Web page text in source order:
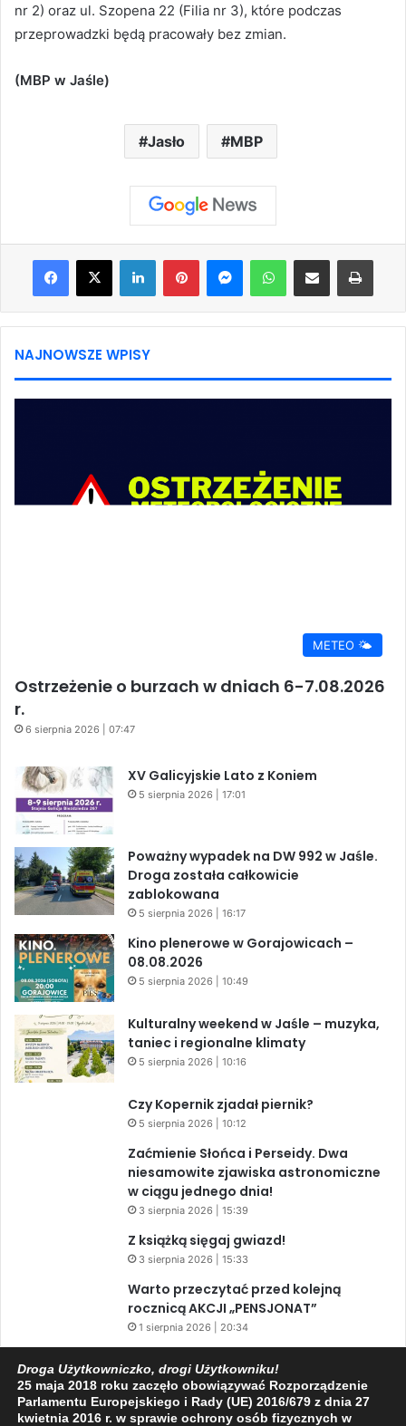
nr 2) oraz ul. Szopena 22 (Filia nr 3), które podczas
przeprowadzki będą pracowały bez zmian.
(MBP w Jaśle)
Jasło MBP
Facebook
X LinkedInPinterestMessengerWhatsAppShare via Email Print
NAJNOWSZE WPISY
METEO 🌤️
Ostrzeżenie o burzach w dniach 6-7.08.2026
r.
6 sierpnia 2026 | 07:47
XV Galicyjskie Lato z Koniem
5 sierpnia 2026 | 17:01
Poważny wypadek na DW 992 w Jaśle.
Droga została całkowicie
zablokowana
5 sierpnia 2026 | 16:17
Kino plenerowe w Gorajowicach –
08.08.2026
5 sierpnia 2026 | 10:49
Kulturalny weekend w Jaśle – muzyka,
taniec i regionalne klimaty
5 sierpnia 2026 | 10:16
Czy Kopernik zjadał piernik?
5 sierpnia 2026 | 10:12
Zaćmienie Słońca i Perseidy. Dwa
niesamowite zjawiska astronomiczne
w ciągu jednego dnia!
3 sierpnia 2026 | 15:39
Z książką sięgaj gwiazd!
3 sierpnia 2026 | 15:33
Warto przeczytać przed kolejną
rocznicą AKCJI „PENSJONAT”
1 sierpnia 2026 | 20:34
31 lipca 2026 | 11:44
Droga Użytkowniczko, drogi Użytkowniku!
25 maja 2018 roku zaczęło obowiązywać Rozporządzenie
Parlamentu Europejskiego i Rady (UE) 2016/679 z dnia 27
kwietnia 2016 r. w sprawie ochrony osób fizycznych w